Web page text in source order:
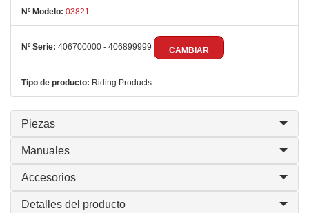
Nº Modelo: 03821
Nº Serie: 406700000 - 406899999 CAMBIAR
Tipo de producto: Riding Products
Piezas
Manuales
Accesorios
Detalles del producto